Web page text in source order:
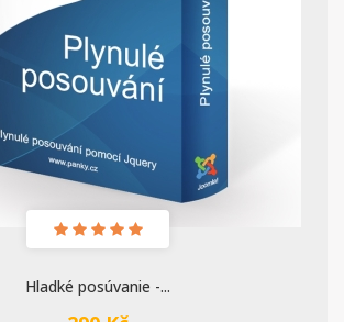
Hladké posúvanie -...